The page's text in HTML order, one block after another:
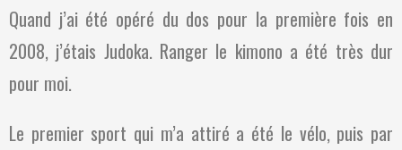
Quand j’ai été opéré du dos pour la première fois en
2008, j’étais Judoka. Ranger le kimono a été très dur
pour moi.
Le premier sport qui m’a attiré a été le vélo, puis par